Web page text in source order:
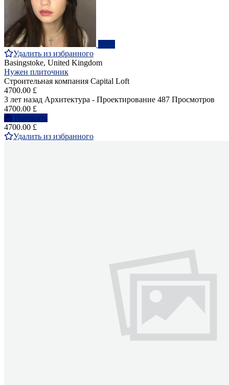
Удалить из избранного
Basingstoke, United Kingdom
Нужен плиточник
Строительная компания Capital Loft
4700.00 £
3 лет назад Архитектура - Проектирование 487 Просмотров
4700.00 £
Написать
4700.00 £
Удалить из избранного